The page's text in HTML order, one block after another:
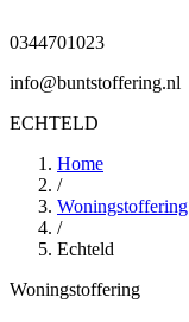
0344701023
info@buntstoffering.nl
ECHTELD
Home
/
Woningstoffering
/
Echteld
Woningstoffering